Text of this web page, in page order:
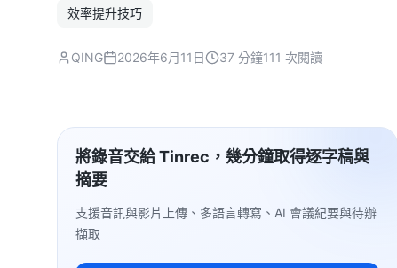
效率提升技巧
QING 2026年6月11日 37 分鐘111 次閱讀
將錄音交給 Tinrec，幾分鐘取得逐字稿與
摘要
支援音訊與影片上傳、多語言轉寫、AI 會議紀要與待辦
擷取